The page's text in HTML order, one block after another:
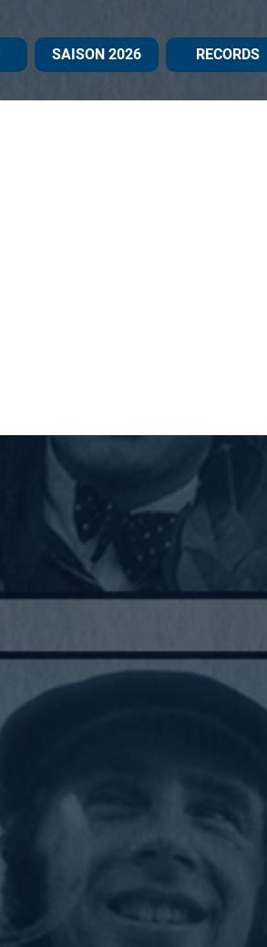
SAISON 2026 RECORDS